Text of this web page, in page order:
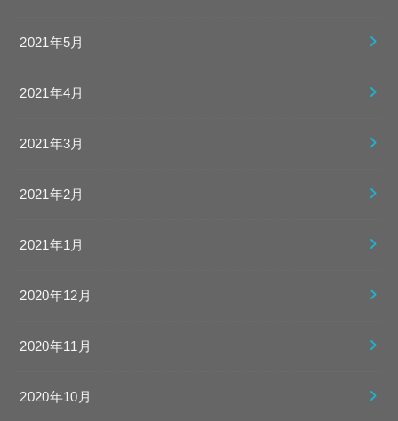
2021年5月
2021年4月
2021年3月
2021年2月
2021年1月
2020年12月
2020年11月
2020年10月